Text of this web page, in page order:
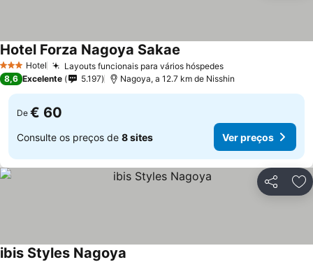
3 EstrelasHotel Layouts funcionais para vários hóspedes
Hotel Forza Nagoya Sakae
8,6 Excelente 5.197 Nagoya, a 12.7 km de Nisshin
De € 60
Consulte os preços de 8 sites Ver preços
Partilhar
ibis Styles Nagoya